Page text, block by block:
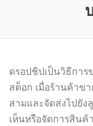
เมือง
ดรอปชิปเป็นวิธีกา
สต็อก เมื่อร้านค้าข
สามและจัดส่งไปยัง
เห็นหรือจัดการสินค้